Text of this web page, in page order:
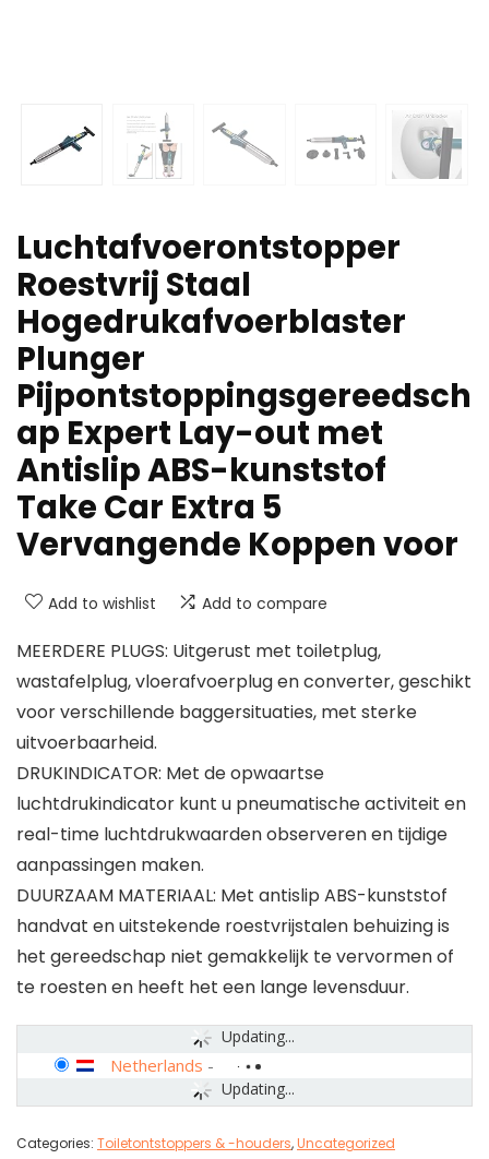
Luchtafvoerontstopper
Roestvrij Staal
Hogedrukafvoerblaster
Plunger
Pijpontstoppingsgereedsch
ap Expert Lay-out met
Antislip ABS-kunststof
Take Car Extra 5
Vervangende Koppen voor
Add to wishlist Add to compare
MEERDERE PLUGS: Uitgerust met toiletplug,
wastafelplug, vloerafvoerplug en converter, geschikt
voor verschillende baggersituaties, met sterke
uitvoerbaarheid.
DRUKINDICATOR: Met de opwaartse
luchtdrukindicator kunt u pneumatische activiteit en
real-time luchtdrukwaarden observeren en tijdige
aanpassingen maken.
DUURZAAM MATERIAAL: Met antislip ABS-kunststof
handvat en uitstekende roestvrijstalen behuizing is
het gereedschap niet gemakkelijk te vervormen of
te roesten en heeft het een lange levensduur.
Updating...
Updating...
Netherlands -
Categories: Toiletontstoppers & -houders,Uncategorized